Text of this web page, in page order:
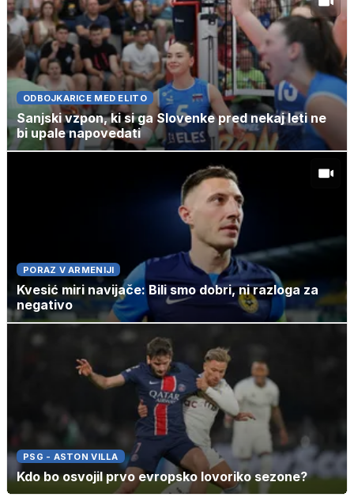
ODBOJKARICE MED ELITO
Sanjski vzpon, ki si ga Slovenke pred nekaj leti ne
bi upale napovedati
PORAZ V ARMENIJI
Kvesić miri navijače: Bili smo dobri, ni razloga za
negativo
PSG - ASTON VILLA
Kdo bo osvojil prvo evropsko lovoriko sezone?